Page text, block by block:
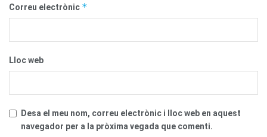
Correu electrònic *
Lloc web
Desa el meu nom, correu electrònic i lloc web en aquest
navegador per a la pròxima vegada que comenti.